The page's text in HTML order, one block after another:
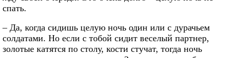
спать.
– Да, когда сидишь целую ночь один или с дурачьем
солдатами. Но если с тобой сидит веселый партнер,
золотые катятся по столу, кости стучат, тогда ночь